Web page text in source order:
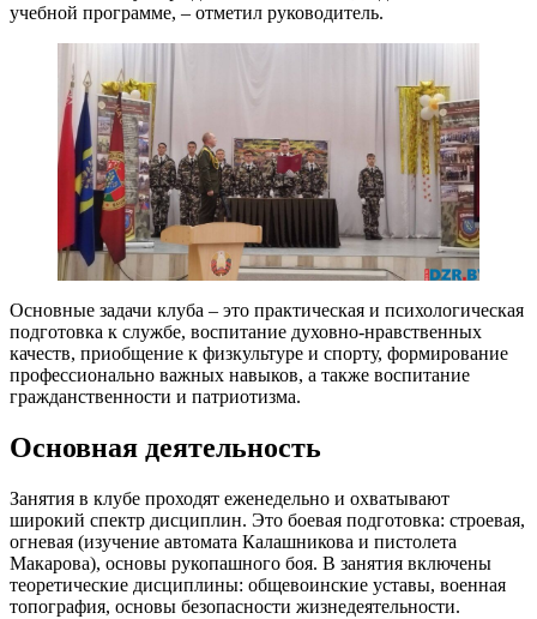
учебной программе, – отметил руководитель.
Основные задачи клуба – это практическая и психологическая
подготовка к службе, воспитание духовно-нравственных
качеств, приобщение к физкультуре и спорту, формирование
профессионально важных навыков, а также воспитание
гражданственности и патриотизма.
Основная деятельность
Занятия в клубе проходят еженедельно и охватывают
широкий спектр дисциплин. Это боевая подготовка: строевая,
огневая (изучение автомата Калашникова и пистолета
Макарова), основы рукопашного боя. В занятия включены
теоретические дисциплины: общевоинские уставы, военная
топография, основы безопасности жизнедеятельности.